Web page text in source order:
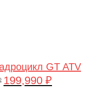
GT ATV
Первоначальная
199,990 ₽